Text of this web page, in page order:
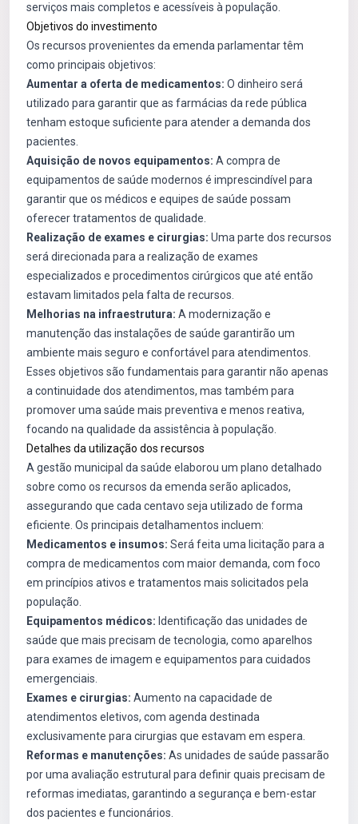
serviços mais completos e acessíveis à população.
Objetivos do investimento
Os recursos provenientes da emenda parlamentar têm
como principais objetivos:
Aumentar a oferta de medicamentos: O dinheiro será
utilizado para garantir que as farmácias da rede pública
tenham estoque suficiente para atender a demanda dos
pacientes.
Aquisição de novos equipamentos: A compra de
equipamentos de saúde modernos é imprescindível para
garantir que os médicos e equipes de saúde possam
oferecer tratamentos de qualidade.
Realização de exames e cirurgias: Uma parte dos recursos
será direcionada para a realização de exames
especializados e procedimentos cirúrgicos que até então
estavam limitados pela falta de recursos.
Melhorias na infraestrutura: A modernização e
manutenção das instalações de saúde garantirão um
ambiente mais seguro e confortável para atendimentos.
Esses objetivos são fundamentais para garantir não apenas
a continuidade dos atendimentos, mas também para
promover uma saúde mais preventiva e menos reativa,
focando na qualidade da assistência à população.
Detalhes da utilização dos recursos
A gestão municipal da saúde elaborou um plano detalhado
sobre como os recursos da emenda serão aplicados,
assegurando que cada centavo seja utilizado de forma
eficiente. Os principais detalhamentos incluem:
Medicamentos e insumos: Será feita uma licitação para a
compra de medicamentos com maior demanda, com foco
em princípios ativos e tratamentos mais solicitados pela
população.
Equipamentos médicos: Identificação das unidades de
saúde que mais precisam de tecnologia, como aparelhos
para exames de imagem e equipamentos para cuidados
emergenciais.
Exames e cirurgias: Aumento na capacidade de
atendimentos eletivos, com agenda destinada
exclusivamente para cirurgias que estavam em espera.
Reformas e manutenções: As unidades de saúde passarão
por uma avaliação estrutural para definir quais precisam de
reformas imediatas, garantindo a segurança e bem-estar
dos pacientes e funcionários.